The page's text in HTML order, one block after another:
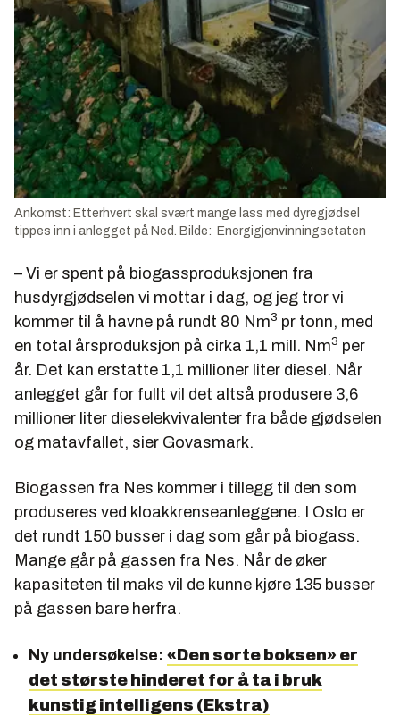
Ankomst: Etterhvert skal svært mange lass med dyregjødsel
tippes inn i anlegget på Ned. Bilde: Energigjenvinningsetaten
– Vi er spent på biogassproduksjonen fra
husdyrgjødselen vi mottar i dag, og jeg tror vi
kommer til å havne på rundt 80 Nm3 pr tonn, med
en total årsproduksjon på cirka 1,1 mill. Nm3 per
år. Det kan erstatte 1,1 millioner liter diesel. Når
anlegget går for fullt vil det altså produsere 3,6
millioner liter dieselekvivalenter fra både gjødselen
og matavfallet, sier Govasmark.
Biogassen fra Nes kommer i tillegg til den som
produseres ved kloakkrenseanleggene. I Oslo er
det rundt 150 busser i dag som går på biogass.
Mange går på gassen fra Nes. Når de øker
kapasiteten til maks vil de kunne kjøre 135 busser
på gassen bare herfra.
Ny undersøkelse: «Den sorte boksen» er
det største hinderet for å ta i bruk
kunstig intelligens (Ekstra)